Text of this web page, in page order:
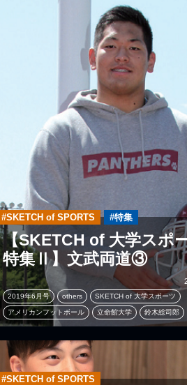
#SKETCH of SPORTS #特集
【SKETCH of 大学スポ
特集Ⅱ】文武両道③
2019年6月号 others SKETCH of 大学スポーツ
アメリカンフットボール 立命館大学 鈴木総司郎
#SKETCH of SPORTS